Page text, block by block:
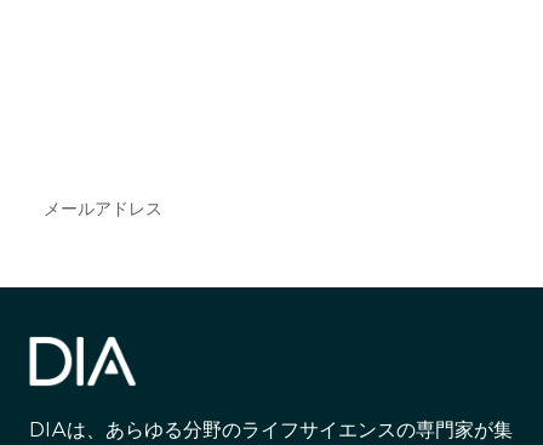
DIAは、あらゆる分野のライフサイエンスの専門家が集